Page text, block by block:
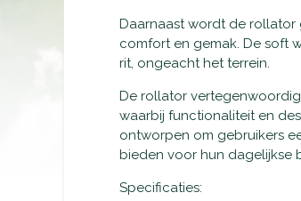
Daarnaast wordt de rollator
comfort en gemak. De soft
rit, ongeacht het terrein.
De rollator
waarbij functionaliteit en
ontworpen om gebruikers
bieden voor hun dagelijkse
Specificaties: